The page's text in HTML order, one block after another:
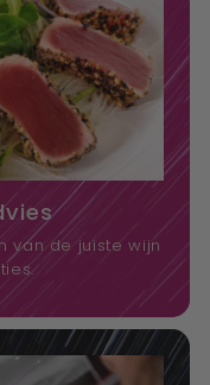
van de juiste wijn